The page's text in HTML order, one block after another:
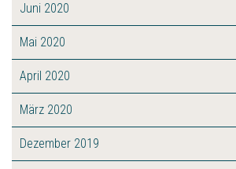
Juni 2020
Mai 2020
April 2020
März 2020
Dezember 2019